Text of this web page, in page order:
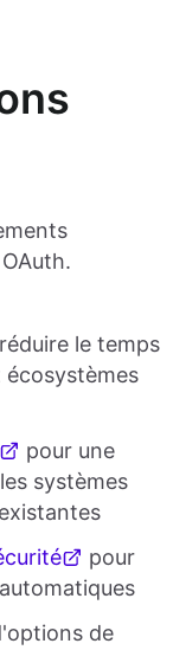
le temps
pour une
systèmes
pour
de